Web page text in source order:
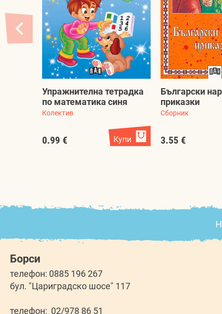
Упражнителна тетрадка
по математика синя
Колектив
0.99 € Купи
Български
приказки
Сборник
3.55 €
Борси
телефон: 0885 196 267
бул. "Цариградско шосе" 117
телефон: 02/978 86 51